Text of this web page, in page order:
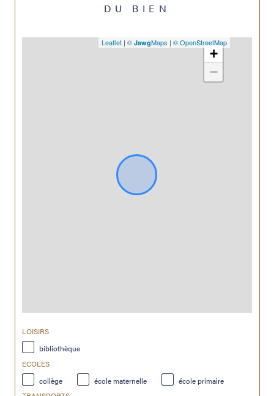
DU BIEN
+
−
Leaflet | © JawgMaps | © OpenStreetMap
LOISIRS
bibliothèque
ECOLES
collège
école maternelle
école primaire